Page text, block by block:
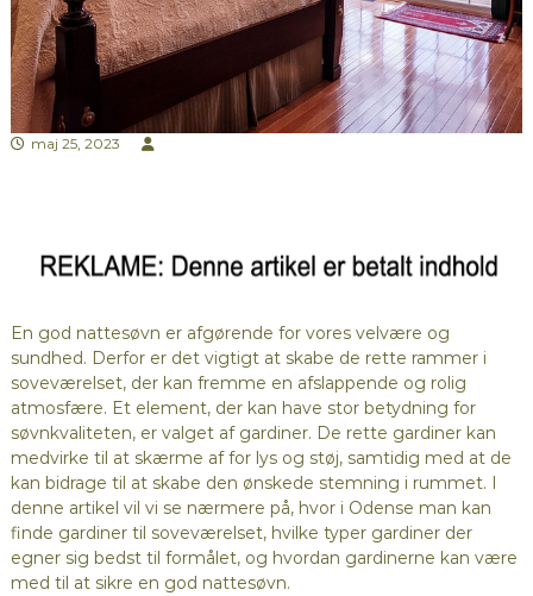
maj 25, 2023
En god nattesøvn er afgørende for vores velvære og
sundhed. Derfor er det vigtigt at skabe de rette rammer i
soveværelset, der kan fremme en afslappende og rolig
atmosfære. Et element, der kan have stor betydning for
søvnkvaliteten, er valget af gardiner. De rette gardiner kan
medvirke til at skærme af for lys og støj, samtidig med at de
kan bidrage til at skabe den ønskede stemning i rummet. I
denne artikel vil vi se nærmere på, hvor i Odense man kan
finde gardiner til soveværelset, hvilke typer gardiner der
egner sig bedst til formålet, og hvordan gardinerne kan være
med til at sikre en god nattesøvn.